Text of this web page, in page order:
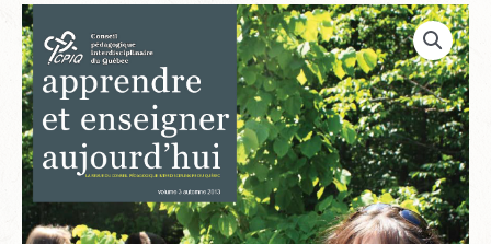
Plage
de
prix :
12.50$
à
21.50$
quantité
de
Revue
Apprendre
et
enseigner
aujourd'hui
-
Volume
3,